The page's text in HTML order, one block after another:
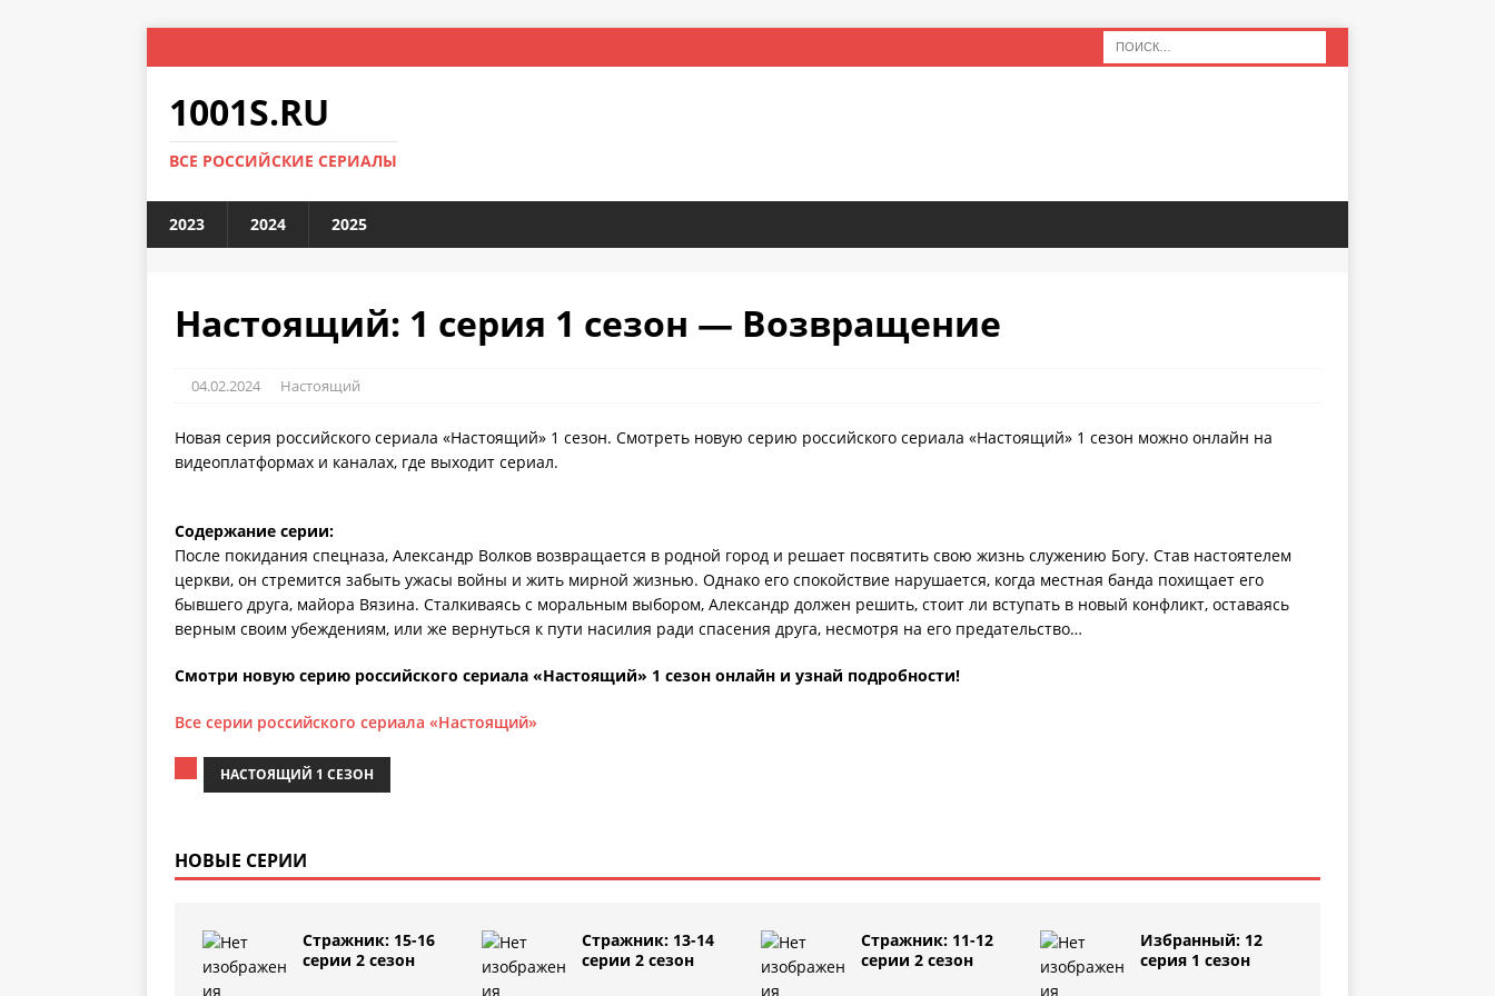
1001S.RU
ВСЕ РОССИЙСКИЕ СЕРИАЛЫ
2023 2024 2025
Настоящий: 1 серия 1 сезон — Возвращение
04.02.2024 Настоящий
Новая серия российского сериала «Настоящий» 1 сезон. Смотреть новую серию российского сериала «Настоящий» 1 сезон можно онлайн на
видеоплатформах и каналах, где выходит сериал.
Содержание серии:
После покидания спецназа, Александр Волков возвращается в родной город и решает посвятить свою жизнь служению Богу. Став настоятелем
церкви, он стремится забыть ужасы войны и жить мирной жизнью. Однако его спокойствие нарушается, когда местная банда похищает его
бывшего друга, майора Вязина. Сталкиваясь с моральным выбором, Александр должен решить, стоит ли вступать в новый конфликт, оставаясь
верным своим убеждениям, или же вернуться к пути насилия ради спасения друга, несмотря на его предательство…
Смотри новую серию российского сериала «Настоящий» 1 сезон онлайн и узнай подробности!
Все серии российского сериала «Настоящий»
НАСТОЯЩИЙ 1 СЕЗОН
НОВЫЕ СЕРИИ
Стражник: 15-16
серии 2 сезон
Стражник: 13-14
серии 2 сезон
Стражник: 11-12
серии 2 сезон
Избранный: 12
серия 1 сезон